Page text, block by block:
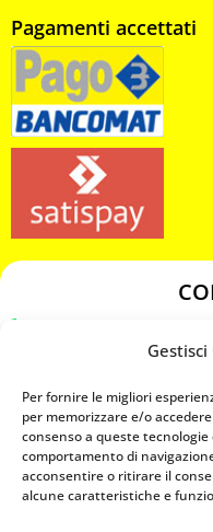
Gestisci
Per fornire le migliori
per memorizzare e/o
consenso a queste
comportamento di
acconsentire o ritirare il
alcune caratteristiche e
Pagamenti accettati
Privacy Policy
Cookie Policy